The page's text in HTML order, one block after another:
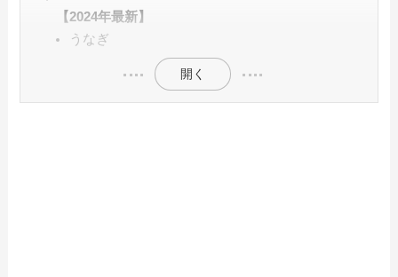
【2024年最新】
うなぎ
開く